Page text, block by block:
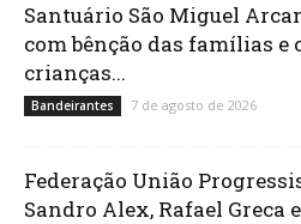
Santuário São Miguel
com bênção das famílias e
crianças...
Bandeirantes 7 de agosto de 2026
Federação União
Sandro Alex, Rafael Greca